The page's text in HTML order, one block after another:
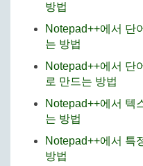
방법
Notepad++에서 단
는 방법
Notepad++에서 단
로 만드는 방법
Notepad++에서 텍
는 방법
Notepad++에서 특
방법